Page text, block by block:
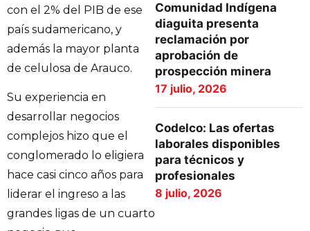
con el 2% del PIB de ese
país sudamericano, y
además la mayor planta
de celulosa de Arauco.
Su experiencia en
desarrollar negocios
complejos hizo que el
conglomerado lo eligiera
hace casi cinco años para
liderar el ingreso a las
grandes ligas de un cuarto
Comunidad Indígena
diaguita presenta
reclamación por
aprobación de
prospección minera
17 julio, 2026
Codelco: Las ofertas
laborales disponibles
para técnicos y
profesionales
8 julio, 2026